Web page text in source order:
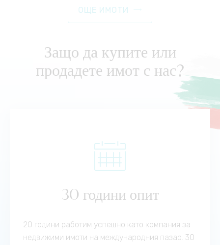
ОЩЕ ИМОТИ
Защо да купите или
продадете имот с нас?
30 години опит
20 години работим успешно като компания за
недвижими имоти на международния пазар. 30